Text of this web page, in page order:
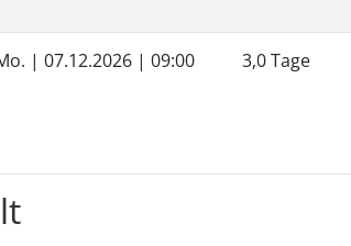
|07.12.2026 | 09:00 3,0 Tage